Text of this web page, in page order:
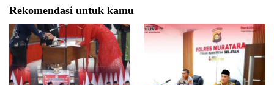
Rekomendasi untuk kamu